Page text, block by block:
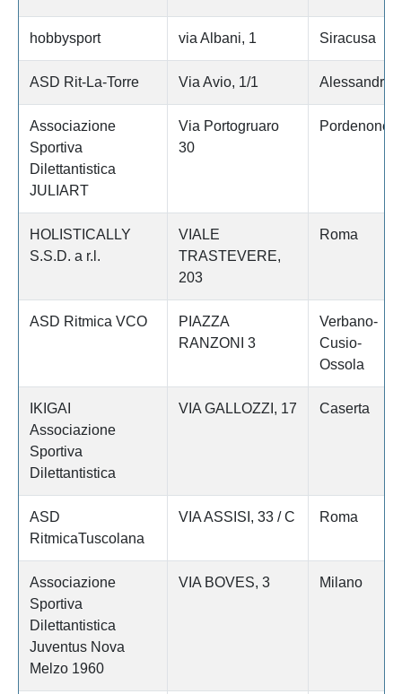
hobbysport via Albani, 1 Siracusa
ASD Rit-La-Torre Via Avio, 1/1 Alessandria
Associazione
Sportiva
Dilettantistica
JULIART
Via Portogruaro
30
Pordenone
HOLISTICALLY
S.S.D. a r.l.
VIALE
TRASTEVERE,
203
Roma
ASD Ritmica VCO
PIAZZA
RANZONI 3
Verbano-
Cusio-
Ossola
IKIGAI
Associazione
Sportiva
Dilettantistica
VIA GALLOZZI, 17 Caserta
ASD
RitmicaTuscolana
VIA ASSISI, 33 / C Roma
Associazione
Sportiva
Dilettantistica
Juventus Nova
Melzo 1960
VIA BOVES, 3 Milano